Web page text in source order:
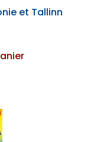
et Tallinn